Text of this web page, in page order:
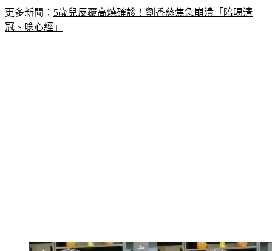
更多新聞： 5歲兒反覆高燒確診！劉香慈焦急崩潰「陪喝清
冠、唸心經」